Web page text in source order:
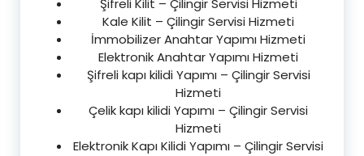
Şifreli Kilit – Çilingir Servisi Hizmeti
Kale Kilit – Çilingir Servisi Hizmeti
İmmobilizer Anahtar Yapımı Hizmeti
Elektronik Anahtar Yapımı Hizmeti
Şifreli kapı kilidi Yapımı – Çilingir Servisi
Hizmeti
Çelik kapı kilidi Yapımı – Çilingir Servisi
Hizmeti
Elektronik Kapı Kilidi Yapımı – Çilingir Servisi